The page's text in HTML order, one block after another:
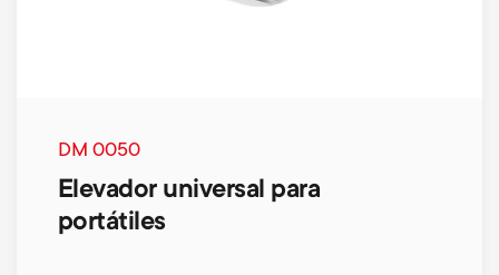
DM 0050
Elevador universal para
portátiles